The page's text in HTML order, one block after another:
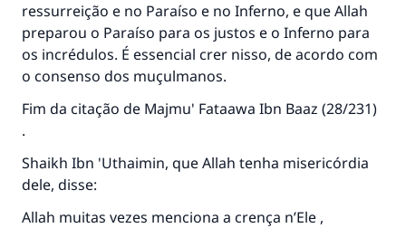
ressurreição e no Paraíso e no Inferno, e que Allah
preparou o Paraíso para os justos e o Inferno para
os incrédulos. É essencial crer nisso, de acordo com
o consenso dos muçulmanos.
Fim da citação de Majmu' Fataawa Ibn Baaz (28/231)
.
Shaikh Ibn 'Uthaimin, que Allah tenha misericórdia
dele, disse:
Allah muitas vezes menciona a crença n’Ele ,